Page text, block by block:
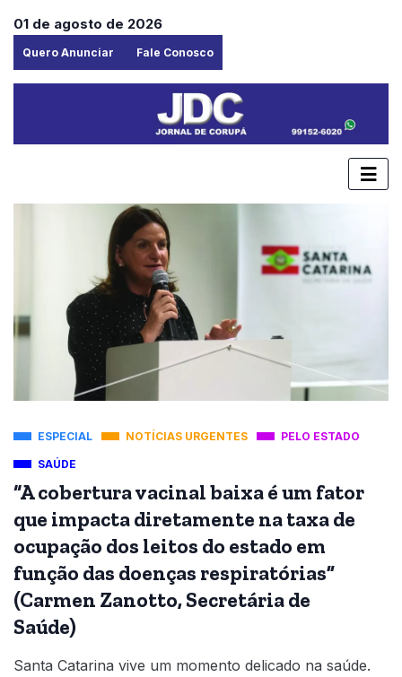
01 de agosto de 2026
Quero Anunciar Fale Conosco
ESPECIAL NOTÍCIAS URGENTES PELO ESTADO
SAÚDE
“A cobertura vacinal baixa é um fator
que impacta diretamente na taxa de
ocupação dos leitos do estado em
função das doenças respiratórias”
(Carmen Zanotto, Secretária de
Saúde)
Santa Catarina vive um momento delicado na saúde.